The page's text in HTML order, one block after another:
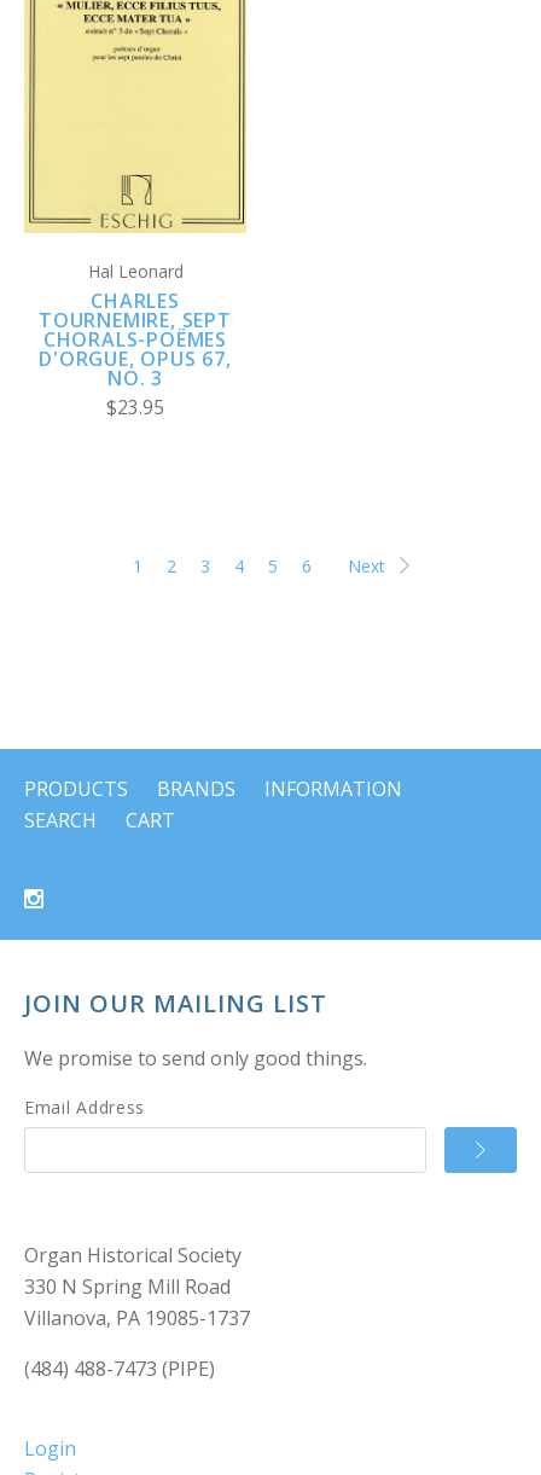
Hal Leonard
CHARLES
TOURNEMIRE, SEPT
CHORALS-POËMES
D'ORGUE, OPUS 67,
NO. 3
$23.95
1 2 3 4 5 6 Next
PRODUCTS BRANDS
INFORMATION
SEARCH
CART
JOIN OUR MAILING LIST
We promise to send only good things.
Email Address
Organ Historical Society
330 N Spring Mill Road
Villanova, PA 19085-1737
(484) 488-7473 (PIPE)
Login